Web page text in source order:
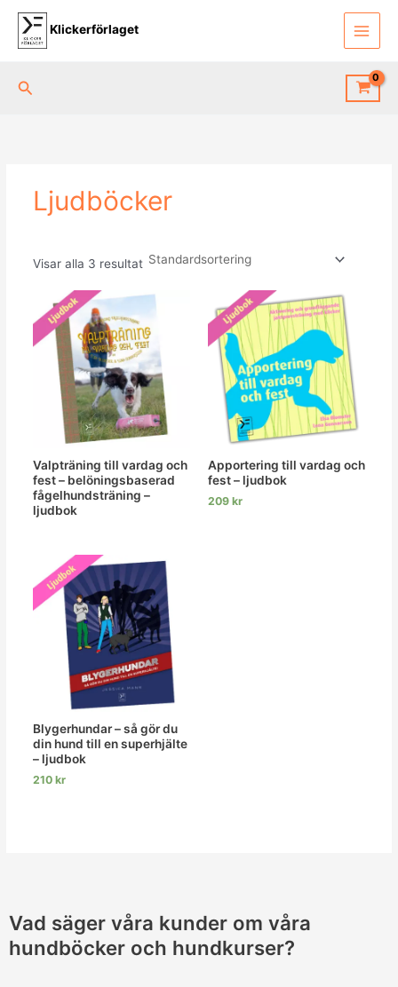
innehåll
Klickerförlaget
Sök
Ljudböcker
Visar alla 3 resultat
Valpträning till vardag och
fest – belöningsbaserad
fågelhundsträning –
ljudbok
Apportering till vardag och
fest – ljudbok
209 kr
Blygerhundar – så gör du
din hund till en superhjälte
– ljudbok
210 kr
Vad säger våra kunder om våra
hundböcker och hundkurser?